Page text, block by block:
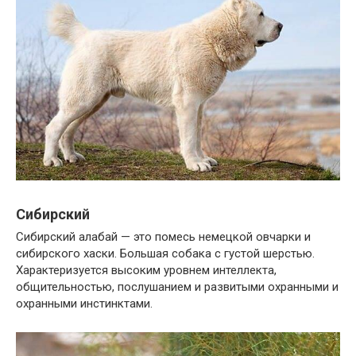
Сибирский
Сибирский алабай — это помесь немецкой овчарки и
сибирского хаски. Большая собака с густой шерстью.
Характеризуется высоким уровнем интеллекта,
общительностью, послушанием и развитыми охранными и
охранными инстинктами.